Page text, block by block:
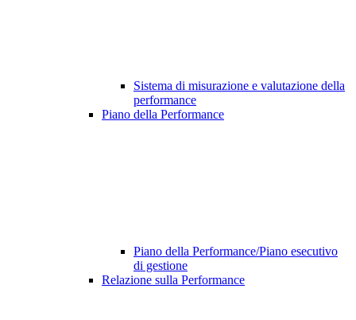
Sistema di misurazione e valutazione della
performance
Piano della Performance
Piano della Performance/Piano esecutivo
di gestione
Relazione sulla Performance